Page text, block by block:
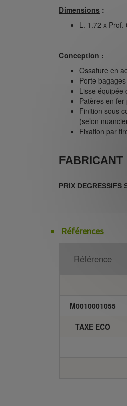
Dimensions :
L. 1.72 x Prof.
Conception :
Ossature en
Porte
Lisse équipée
Patères en
Finition sous
(selon
Fixation par
FABRICANT
PRIX DEGRESSIFS
Références
Référence
M0010001055
TAXE ECO